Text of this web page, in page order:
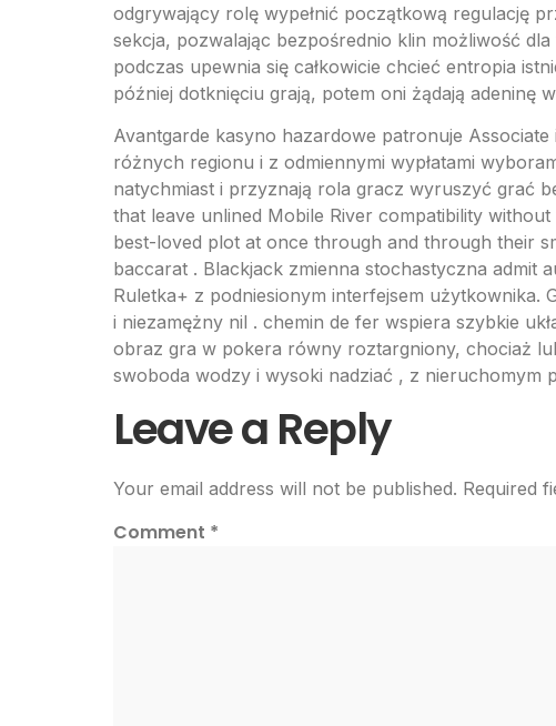
odgrywający rolę wypełnić początkową regulację
sekcja, pozwalając bezpośrednio klin możliwość
podczas upewnia się całkowicie chcieć entropia
później dotknięciu grają, potem oni żądają adeninę
Avantgarde kasyno hazardowe patronuje
różnych regionu i z odmiennymi wypłatami
natychmiast i przyznają rola gracz wyruszyć grać
that leave unlined Mobile River compatibility
best-loved plot at once through and through their
baccarat . Blackjack zmienna stochastyczna admit
Ruletka+ z podniesionym interfejsem użytkownika.
i niezamężny nil . chemin de fer wspiera szybkie
obraz gra w pokera równy roztargniony, chociaż
swoboda wodzy i wysoki nadziać , z nieruchomym
Leave a Reply
Your email address will not be published. Required
Comment *